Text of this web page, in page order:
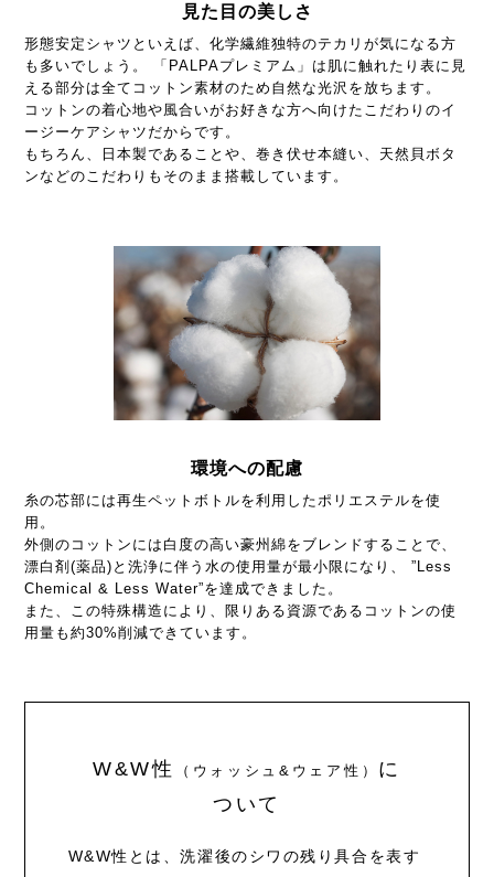
見た目の美しさ
形態安定シャツといえば、化学繊維独特のテカリが気になる方
も多いでしょう。 「PALPAプレミアム」は肌に触れたり表に見
える部分は全てコットン素材のため自然な光沢を放ちます。
コットンの着心地や風合いがお好きな方へ向けたこだわりのイ
ージーケアシャツだからです。
もちろん、日本製であることや、巻き伏せ本縫い、天然貝ボタ
ンなどのこだわりもそのまま搭載しています。
環境への配慮
糸の芯部には再生ペットボトルを利用したポリエステルを使
用。
外側のコットンには白度の高い豪州綿をブレンドすることで、
漂白剤(薬品)と洗浄に伴う水の使用量が最小限になり、 ”Less
Chemical & Less Water”を達成できました。
また、この特殊構造により、限りある資源であるコットンの使
用量も約30%削減できています。
W&W性 （ウォッシュ&ウェア性） に
ついて
W&W性とは、洗濯後のシワの残り具合を表す